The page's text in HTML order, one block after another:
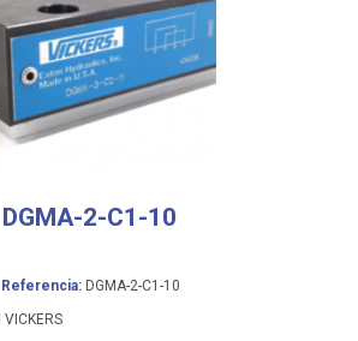
DGMA-2-C1-10
Referencia: DGMA-2-C1-10
VICKERS